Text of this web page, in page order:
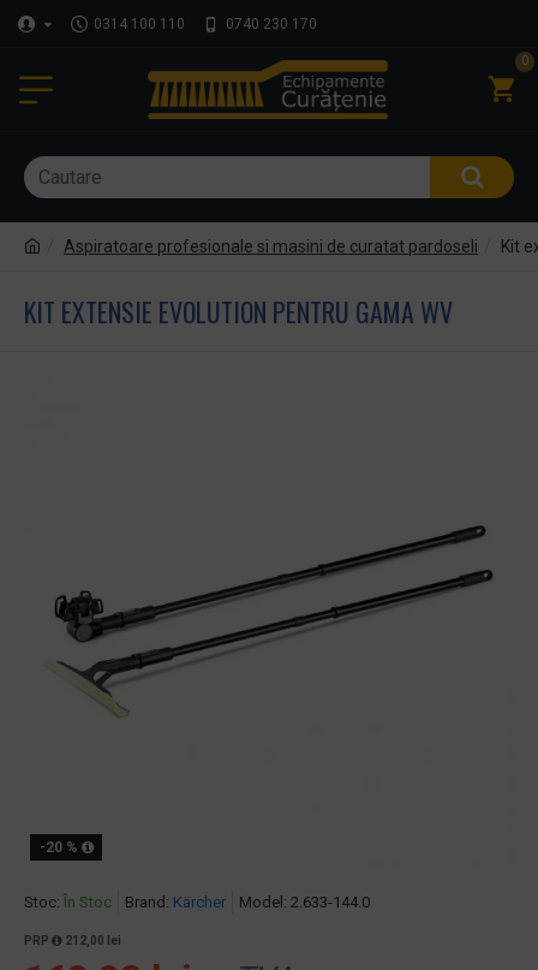
0314 100 110 0740 230 170
0
Aspiratoare profesionale si masini de curatat pardoseli Kit
KIT EXTENSIE EVOLUTION PENTRU GAMA WV
-20 %
Stoc: În Stoc Brand: Kärcher Model: 2.633-144.0
PRP 212,00 lei